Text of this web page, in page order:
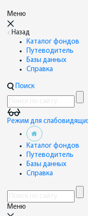
Меню
Назад
Каталог фондов
Путеводитель
Базы данных
Справка
Поиск
Режим для
Каталог фондов
Путеводитель
Базы данных
Справка
Меню